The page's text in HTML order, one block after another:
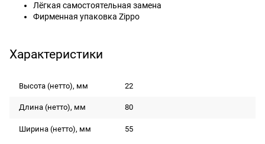
Лёгкая самостоятельная замена
Фирменная упаковка Zippo
Характеристики
Высота (нетто), мм 22
Длина (нетто), мм 80
Ширина (нетто), мм 55